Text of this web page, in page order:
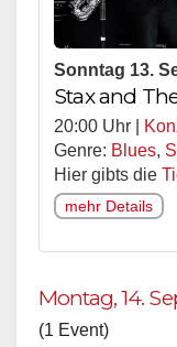
Sonntag 13.
Stax and
20:00 Uhr |
Genre: Blues,
Hier gibts die
mehr Details
Montag, 14.
(1 Event)